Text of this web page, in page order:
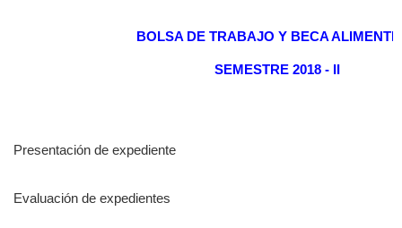
BOLSA DE TRABAJO Y BECA
SEMESTRE 2018 - II
Presentación de expediente
Evaluación de expedientes